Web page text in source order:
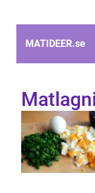
MATIDEER.se